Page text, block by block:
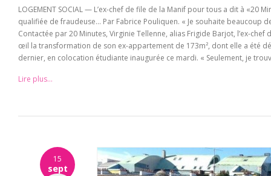
LOGEMENT SOCIAL — L’ex-chef de file de la Manif pour tous a dit à «20
qualifiée de fraudeuse… Par Fabrice Pouliquen. « Je souhaite beaucoup
Contactée par 20 Minutes, Virginie Tellenne, alias Frigide Barjot, l’ex-
œil la transformation de son ex-appartement de 173m², dont elle a été
dernier, en colocation étudiante inaugurée ce mardi. « Seulement, je
Lire plus...
15
sept